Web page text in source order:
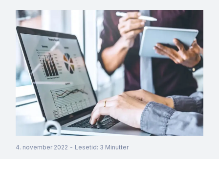
4. november 2022 - Lesetid: 3 Minutter